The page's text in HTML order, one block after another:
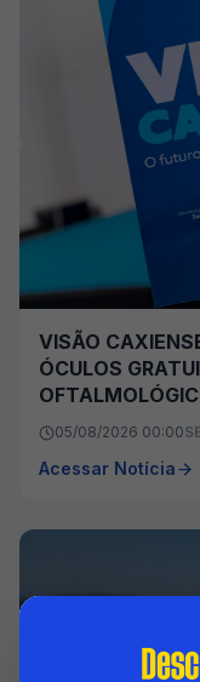
VISÃO
ÓCULOS
05/08/2026 00:00
Acessar Notícia